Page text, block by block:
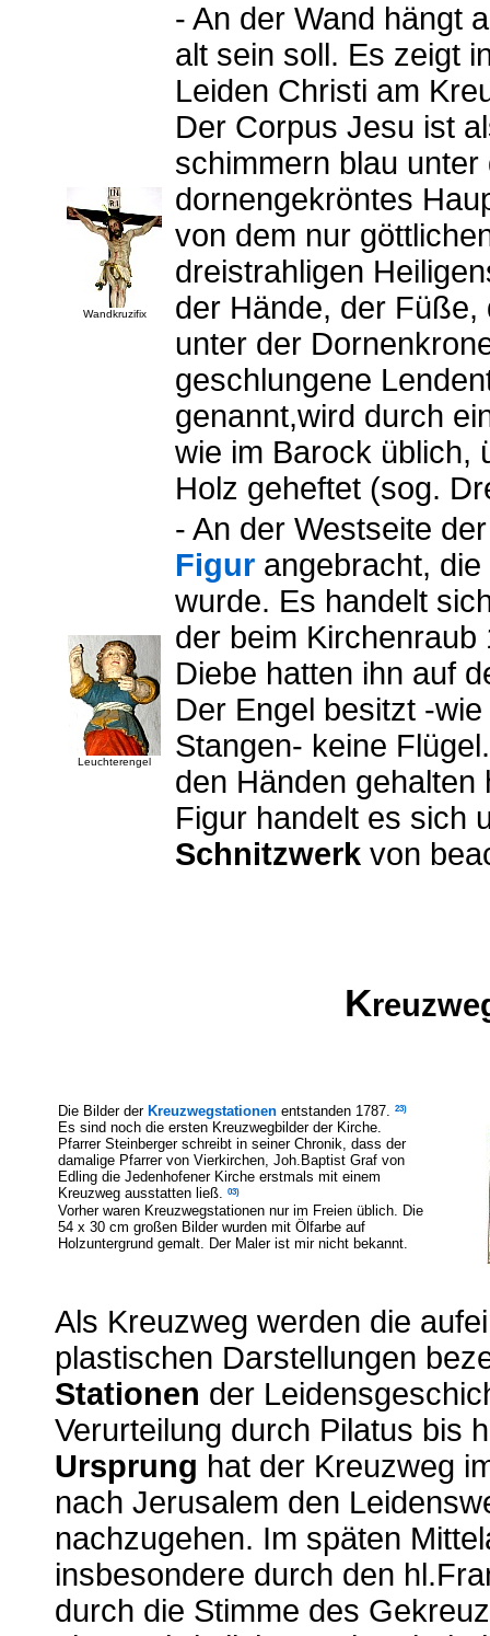
Wandkruzifix
- An der Wand hängt
alt sein soll. Es zeigt
Leiden Christi am
Der Corpus Jesu ist
schimmern blau
dornengekröntes
von dem nur
dreistrahligen
der Hände, der Füße,
unter der
geschlungene
genannt,wird durch
wie im Barock üblich,
Holz geheftet (sog.
Leuchterengel
- An der Westseite
Figur angebracht,
wurde. Es handelt
der beim
Diebe hatten ihn auf
Der Engel besitzt -
Stangen- keine
den Händen
Figur handelt es sich
Schnitzwerk von
K
Die Bilder der Kreuzwegstationen entstanden 1787. 23)
Es sind noch die ersten Kreuzwegbilder der Kirche.
Pfarrer Steinberger schreibt in seiner Chronik, dass der
damalige Pfarrer von Vierkirchen, Joh.Baptist Graf von
Edling die Jedenhofener Kirche erstmals mit einem
Kreuzweg ausstatten ließ. 03)
Vorher waren Kreuzwegstationen nur im Freien üblich. Die
54 x 30 cm großen Bilder wurden mit Ölfarbe auf
Holzuntergrund gemalt. Der Maler ist mir nicht bekannt.
Als Kreuzweg werden die
plastischen Darstellungen
Stationen der
Verurteilung durch Pilatus bis
Ursprung hat der Kreuzweg
nach Jerusalem den
nachzugehen. Im späten
insbesondere durch den
durch die Stimme des